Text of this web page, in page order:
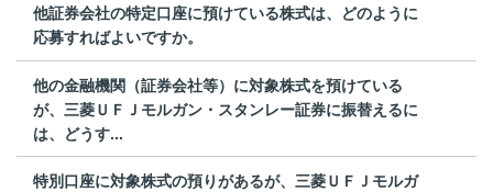
他証券会社の特定口座に預けている株式は、どのように
応募すればよいですか。
他の金融機関（証券会社等）に対象株式を預けている
が、三菱ＵＦＪモルガン・スタンレー証券に振替えるに
は、どうす...
特別口座に対象株式の預りがあるが、三菱ＵＦＪモルガ